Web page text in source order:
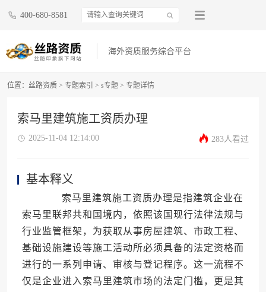
400-680-8581
海外资质服务综合平台
位置： 丝路资质 > 专题索引 > s专题 > 专题详情
索马里建筑施工资质办理
2025-11-04 12:14:00 283人看过
基本释义
索马里建筑施工资质办理是指建筑企业在
索马里联邦共和国境内，依照该国现行法律法规与
行业监管框架，为获取从事房屋建筑、市政工程、
基础设施建设等施工活动所必须具备的法定资格而
进行的一系列申请、审核与登记程序。这一流程不
仅是企业进入索马里建筑市场的法定门槛，更是其